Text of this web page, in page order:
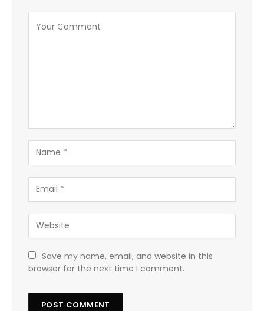
Save my name, email, and website in this
browser for the next time I comment.